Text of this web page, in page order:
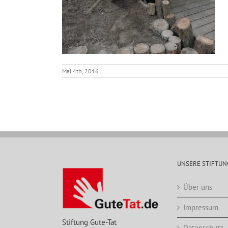
Mai 4th, 2016
Stiftung Gute-Tat
UNSERE
Über uns
Impressum